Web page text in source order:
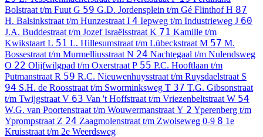
Bolstraat t/m Fuut G 59 G.D. Jordensplein t/m Gé FlinthofH 87
H. Balsinkstraat t/m Hunzestraat I 4 Iepweg t/m Industrieweg J 60
J.A. Buddestraat t/m Jozef Israëlsstraat K 71 Kamille t/m
Kwikstaart L 51 L. Hillesumstraat t/m Lübeckstraat M 57 M.
Bossestraat t/m Murmelliusstraat N 24 Nachtegaal t/m Nulendsweg
O 22 Olijfwilgpad t/m Oxerstraat P 55 P.C. Hooftlaan t/m
Putmanstraat R 59 R.C. Nieuwenhuysstraat t/m Ruysdaelstraat S
94 S.H. de Roosstraat t/m Sworminksweg T 37 T.G. Gibsonstraat
t/m Twijgstraat V 63 Van 't Hoffstraat t/m Vriezenbeltstraat W 54
W.G. van Poortenstraat t/m Wouwermanstraat Y 2 Yperenberg t/m
Yprompstraat Z 24 Zaagmolenstraat t/m Zwolseweg 0-9 8 1e
Kruisstraat t/m 2e Weerdsweg